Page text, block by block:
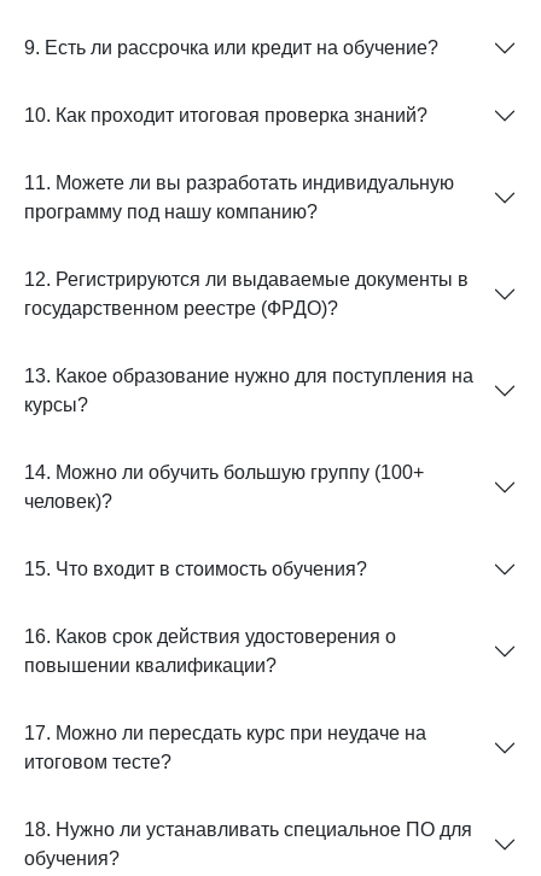
9. Есть ли рассрочка или кредит на обучение?
10. Как проходит итоговая проверка знаний?
11. Можете ли вы разработать индивидуальную
программу под нашу компанию?
12. Регистрируются ли выдаваемые документы в
государственном реестре (ФРДО)?
13. Какое образование нужно для поступления на
курсы?
14. Можно ли обучить большую группу (100+
человек)?
15. Что входит в стоимость обучения?
16. Каков срок действия удостоверения о
повышении квалификации?
17. Можно ли пересдать курс при неудаче на
итоговом тесте?
18. Нужно ли устанавливать специальное ПО для
обучения?